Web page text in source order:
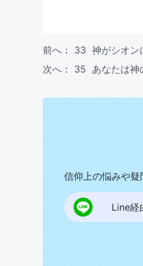
前へ： 33 神がシオン
次へ： 35 あなたは神
信仰上の悩みや疑
Line経